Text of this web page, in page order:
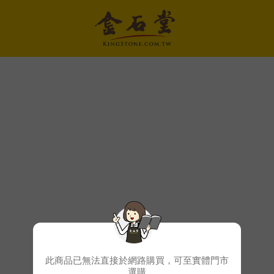
此商品已無法直接於網路購買，可至實體門市
選購